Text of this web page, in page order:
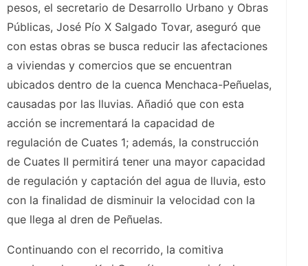
pesos, el secretario de Desarrollo Urbano y Obras
Públicas, José Pío X Salgado Tovar, aseguró que
con estas obras se busca reducir las afectaciones
a viviendas y comercios que se encuentran
ubicados dentro de la cuenca Menchaca-Peñuelas,
causadas por las lluvias. Añadió que con esta
acción se incrementará la capacidad de
regulación de Cuates 1; además, la construcción
de Cuates II permitirá tener una mayor capacidad
de regulación y captación del agua de lluvia, esto
con la finalidad de disminuir la velocidad con la
que llega al dren de Peñuelas.
Continuando con el recorrido, la comitiva